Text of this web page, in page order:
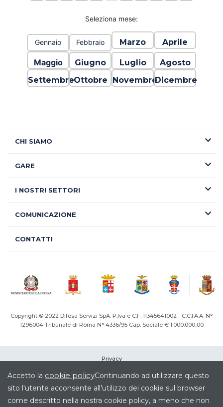
Seleziona mese:
Gennaio Febbraio Marzo Aprile
Maggio Giugno Luglio
Agosto
SettembreOttobre NovembreDicembre
CHI SIAMO
GARE
I NOSTRI SETTORI
COMUNICAZIONE
CONTATTI
Copyright © 2022 Difesa Servizi SpA. P.Iva e C.F. 11345641002 - C.C.I.A.A. N°
1296004Tribunale di Roma N° 4336/95 Cap. Sociale € 1.000.000,00
Privacy
Cookie
Note legali
Società Trasparente
Accetto la cookie policyContinuando ad utilizzare questo
sito l'utente acconsente all'utilizzo dei cookie sul browser
come descritto nella nostra cookie policy, a meno che non